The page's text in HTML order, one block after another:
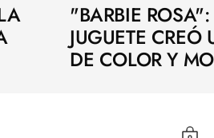
"BARBIE
JUGUETE
DE COLOR Y